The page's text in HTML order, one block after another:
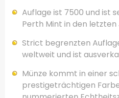
Auflage ist 7500 und ist
Perth Mint in den letzten
Strict begrenzten
weltweit und ist
Münze kommt in einer
prestigeträchtigen